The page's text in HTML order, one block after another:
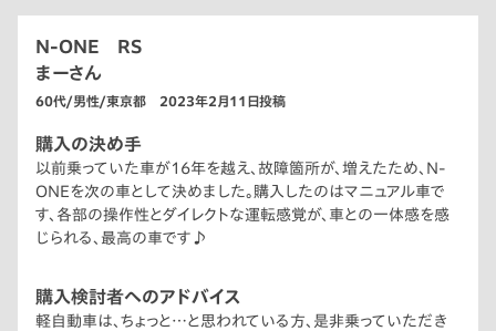
N-ONE RS
まーさん
60代/男性/東京都 2023年2月11日投稿
購入の決め手
以前乗っていた車が16年を越え、故障箇所が、増えたため、N-
ONEを次の車として決めました。購入したのはマニュアル車で
す、各部の操作性とダイレクトな運転感覚が、車との一体感を感
じられる、最高の車です♪
購入検討者へのアドバイス
軽自動車は、ちょっと…と思われている方、是非乗っていただき